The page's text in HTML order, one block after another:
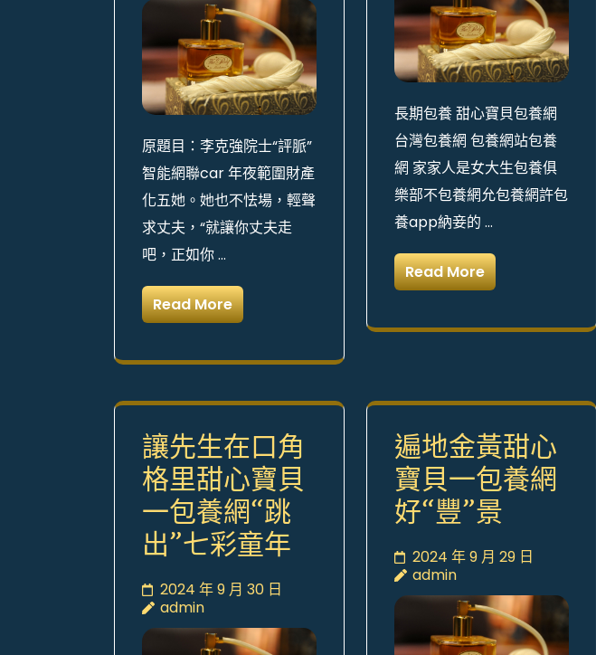
原題目：李克強院士“評脈”
智能網聯car 年夜範圍財產
化五她。她也不怯場，輕聲
求丈夫，“就讓你丈夫走
吧，正如你 …
Read More
長期包養 甜心寶貝包養網
台灣包養網 包養網站包養
網 家家人是女大生包養俱
樂部不包養網允包養網許包
養app納妾的 …
Read More
讓先生在口角
格里甜心寶貝
一包養網“跳
出”七彩童年
2024 年 9 月 30 日
admin
遍地金黃甜心
寶貝一包養網
好“豐”景
2024 年 9 月 29 日
admin